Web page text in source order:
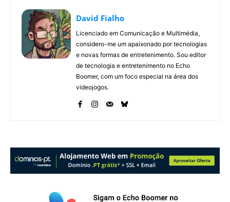
David Fialho
Licenciado em Comunicação e Multimédia,
considero-me um apaixonado por tecnologias
e novas formas de entretenimento. Sou editor
de tecnologia e entretenimento no Echo
Boomer, com um foco especial na área dos
videojogos.